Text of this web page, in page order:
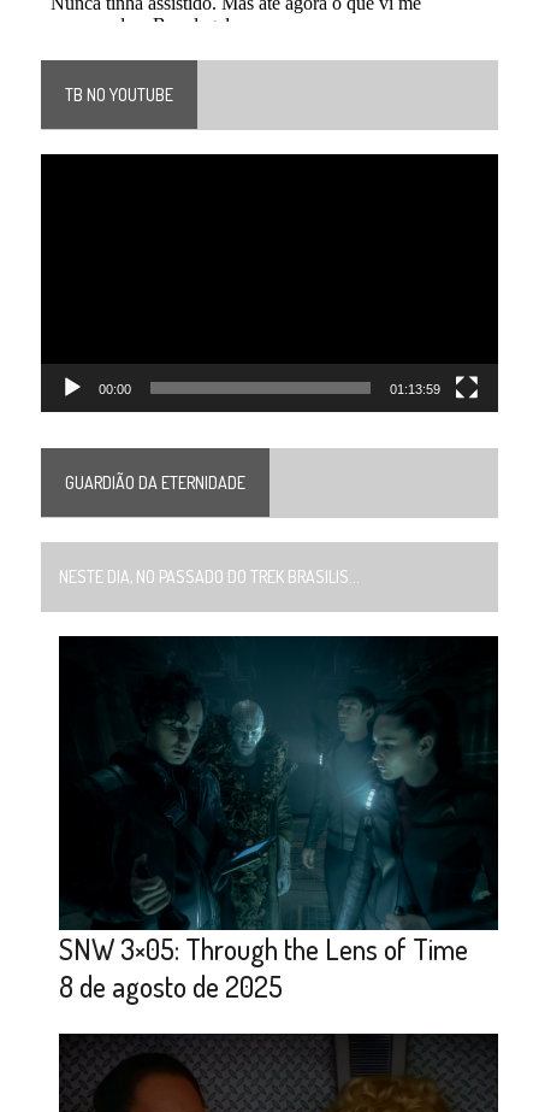
TB NO YOUTUBE
00:00 01:13:59
GUARDIÃO DA ETERNIDADE
NESTE DIA, NO PASSADO DO TREK BRASILIS...
SNW 3×05: Through the Lens of Time
8 de agosto de 2025